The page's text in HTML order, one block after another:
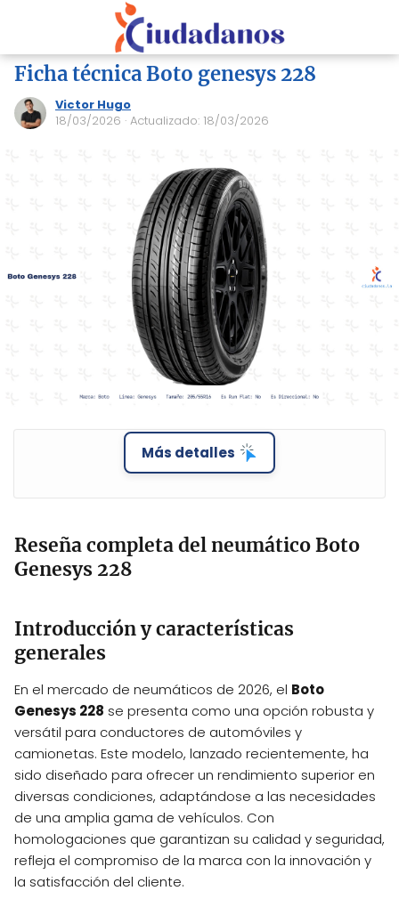
Ficha técnica Boto genesys 228
Victor Hugo
18/03/2026 · Actualizado: 18/03/2026
Más detalles
Reseña completa del neumático Boto
Genesys 228
Introducción y características
generales
En el mercado de neumáticos de 2026, el Boto
Genesys 228 se presenta como una opción robusta y
versátil para conductores de automóviles y
camionetas. Este modelo, lanzado recientemente, ha
sido diseñado para ofrecer un rendimiento superior en
diversas condiciones, adaptándose a las necesidades
de una amplia gama de vehículos. Con
homologaciones que garantizan su calidad y seguridad,
refleja el compromiso de la marca con la innovación y
la satisfacción del cliente.